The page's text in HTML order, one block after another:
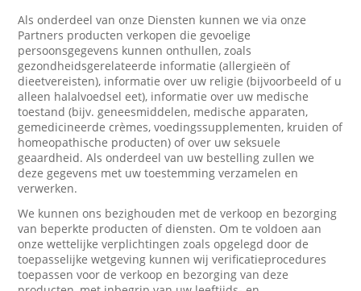
Als onderdeel van onze Diensten kunnen we via onze
Partners producten verkopen die gevoelige
persoonsgegevens kunnen onthullen, zoals
gezondheidsgerelateerde informatie (allergieën of
dieetvereisten), informatie over uw religie (bijvoorbeeld of u
alleen halalvoedsel eet), informatie over uw medische
toestand (bijv. geneesmiddelen, medische apparaten,
gemedicineerde crèmes, voedingssupplementen, kruiden of
homeopathische producten) of over uw seksuele
geaardheid. Als onderdeel van uw bestelling zullen we
deze gegevens met uw toestemming verzamelen en
verwerken.
We kunnen ons bezighouden met de verkoop en bezorging
van beperkte producten of diensten. Om te voldoen aan
onze wettelijke verplichtingen zoals opgelegd door de
toepasselijke wetgeving kunnen wij verificatieprocedures
toepassen voor de verkoop en bezorging van deze